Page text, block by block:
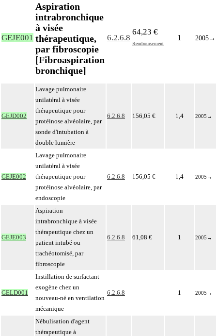
GEJE001
Aspiration
intrabronchique
à visée
thérapeutique,
par fibroscopie
[Fibroaspiration
bronchique]
6.2.6.8
64,23 €
Remboursement
1 2005→
GEJD002
Lavage pulmonaire
unilatéral à visée
thérapeutique pour
protéinose alvéolaire, par
sonde d'intubation à
double lumière
6.2.6.8 156,05 € 1,4 2005 →
GEJE002
Lavage pulmonaire
unilatéral à visée
thérapeutique pour
protéinose alvéolaire, par
endoscopie
6.2.6.8 156,05 € 1,4 2005 →
GEJE003
Aspiration
intrabronchique à visée
thérapeutique chez un
patient intubé ou
trachéotomisé, par
fibroscopie
6.2.6.8 61,08 € 1 2005 →
GELD001
Instillation de surfactant
exogène chez un
nouveau-né en ventilation
mécanique
6.2.6.8 1 2005 →
Nébulisation d'agent
thérapeutique à